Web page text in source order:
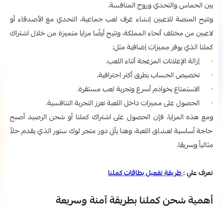
بين الحماس والتحدي وروح المنافسة.
وتتيح المنصة للاعبين إنشاء غرف لعب جماعية، التحدي مع الأصدقاء أو
لاعبين من مختلف أنحاء المملكة، وتتيح أيضًا مزايا متميزة من خلال اشتراك
كملنا الذي يوفر مميزات إضافية مثل:
· إزالة الإعلانات المزعجة أثناء اللعب.
· تخصيص الحساب بطرق أكثر احترافية.
· الاستمتاع بخوادم أسرع وتجربة لعب مستقرة.
· الحصول على مميزات داخل اللعبة تعزز التجربة التنافسية.
ومع هذه المزايا، فإن الحصول على اشتراك كملنا أو شحن الرصيد أصبح
حاجة أساسية لعشاق اللعبة، وهنا يأتي دور متجر لوك ستور الذي يقدم حلاً
مثالياً وسريعًا.
تعرف علي :طريقة تفعيل بطاقات كملنا
أهمية شحن كملنا بطريقة آمنة وسريعة